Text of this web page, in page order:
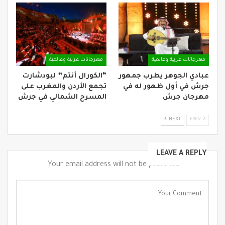
مهرجانات عربية وعالمية
عبادي الجوهر يطرب جمهور
جرش في أول ظهور له في
مهرجان جرش
مهرجانات عربية وعالمية
“الكورال أنتم” لبودشارت
تجمع الأردن والمغرب على
المسرح الشمالي في جرش
NEXT
LEAVE A REPLY
Your email address will not be published.